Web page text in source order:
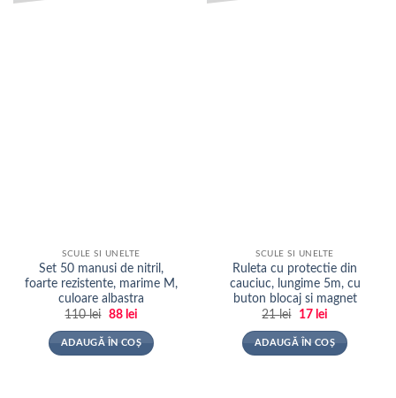
SCULE SI UNELTE
Set 50 manusi de nitril,
foarte rezistente, marime M,
culoare albastra
110lei
Prețul
a
fost:
88 leiPrețul
este:
88 lei.
ADAUGĂ ÎN COȘ
SCULE SI UNELTE
Ruleta cu protectie din
cauciuc, lungime 5m, cu
buton blocaj si magnet
21lei
Prețul
a
fost:
17 leiPrețul
este:
17 lei.
ADAUGĂ ÎN COȘ